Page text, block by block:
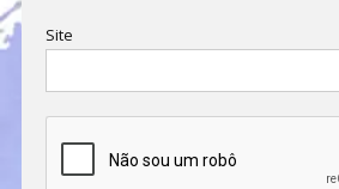
Site